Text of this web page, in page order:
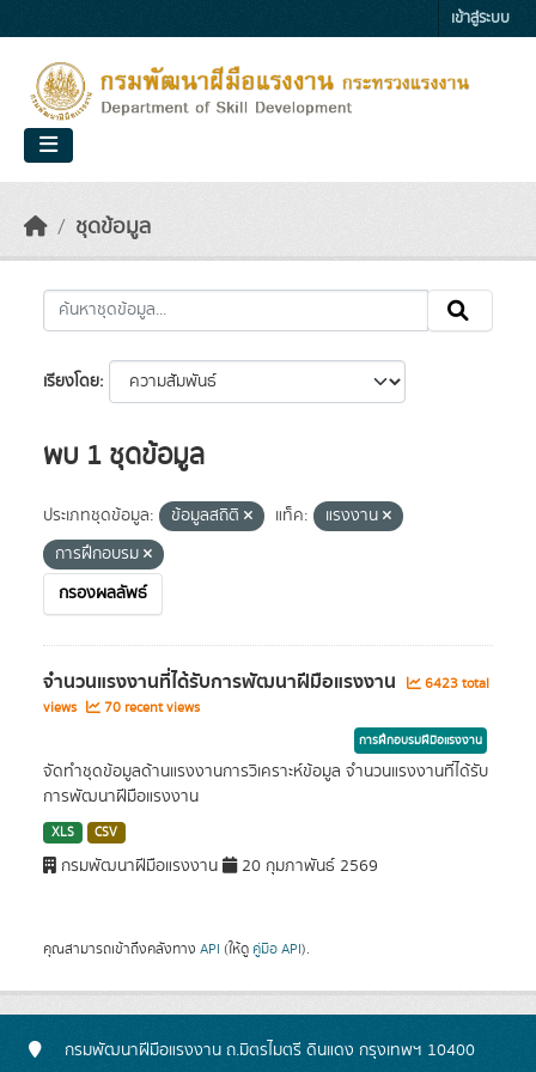
เข้าสู่ระบบ
ชุดข้อมูล
เรียงโดย
พบ 1 ชุดข้อมูล
ประเภทชุดข้อมูล: ข้อมูลสถิติ แท็ค:
แรงงาน
การฝึกอบรม
กรองผลลัพธ์
จำนวนแรงงานที่ได้รับการพัฒนาฝีมือแรงงาน
6423 total
views
70 recent views
การฝึกอบรมฝีมือแรงงาน
จัดทำชุดข้อมูลด้านแรงงานการวิเคราะห์ข้อมูล จำนวนแรงงานที่ได้รับ
การพัฒนาฝีมือแรงงาน
XLS CSV
กรมพัฒนาฝีมือแรงงาน 20 กุมภาพันธ์ 2569
คุณสามารถเข้าถึงคลังทาง API (ให้ดู คู่มือ API).
กรมพัฒนาฝีมือแรงงาน ถ.มิตรไมตรี ดินแดง กรุงเทพฯ 10400